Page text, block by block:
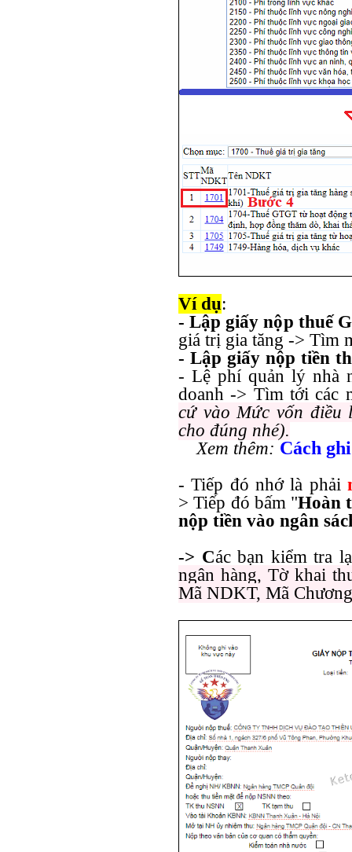
Ví dụ:
- Lập giấy nộp thuế
giá trị gia tăng -> Tìm
- Lập giấy nộp tiền
- Lệ phí quản lý nhà
doanh -> Tìm tới các
cứ vào Mức vốn điều
cho đúng nhé).
Xem thêm: Cách
- Tiếp đó nhớ là phải
>Tiếp đó bấm "Hoàn
nộp tiền vào ngân
-> Các bạn kiểm tra
ngân hàng, Tờ khai
Mã NDKT, Mã Chương